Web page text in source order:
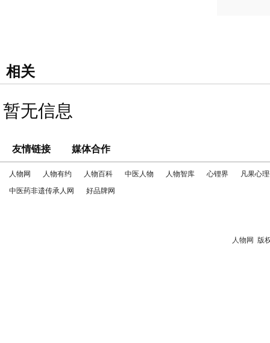
相关
暂无信息
友情链接 媒体合作
人物网 人物有约 人物百科 中医人物 人物智库 心锂界
凡果心
中医药非遗传承人网
好品牌网
人物网 版